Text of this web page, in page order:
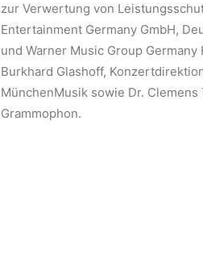
zur Verwertung von
Entertainment Germany GmbH,
und Warner Music Group
Burkhard Glashoff,
MünchenMusik sowie Dr.
Grammophon.